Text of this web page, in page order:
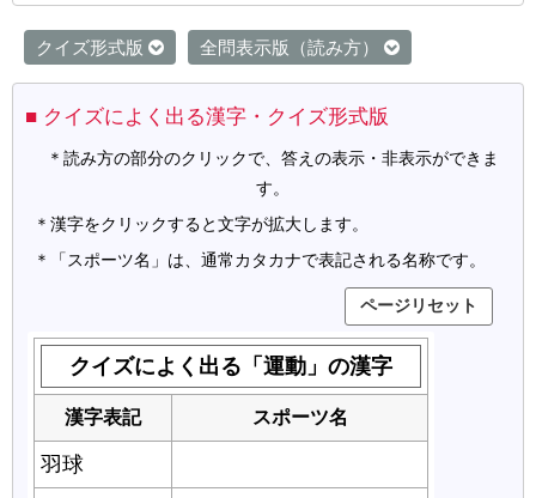
クイズ形式版 全問表示版（読み方）
■ クイズによく出る漢字・クイズ形式版
＊読み方の部分のクリックで、答えの表示・非表示ができま
す。
＊漢字をクリックすると文字が拡大します。
＊「スポーツ名」は、通常カタカナで表記される名称です。
クイズによく出る「運動」の漢字
漢字表記 スポーツ名
羽球